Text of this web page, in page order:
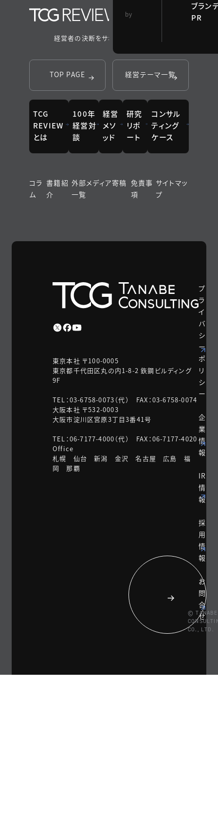
ブラン
PR
by
経営者の決断をサポートするメディア
TOP PAGE 経営テーマ一覧
TCG
REVIEW
とは
100年
経営対
談
経営
メソ
ッド
研究
リポ
ート
コンサル
ティング
ケース
コラ
ム
書籍紹
介
外部メディア寄稿
一覧
免責事
項
サイトマッ
プ
東京本社 〒100-0005
東京都千代田区丸の内1-8-2 鉃鋼ビルディング
9F
TEL：03-6758-0073（代） FAX：03-6758-0074
大阪本社 〒532-0003
大阪市淀川区宮原3丁目3番41号
TEL：06-7177-4000（代） FAX：06-7177-4020
Office
札幌 仙台 新潟 金沢 名古屋 広島 福
岡 那覇
プ
ラ
イ
バ
シ
ー
ポ
リ
シ
ー
企
業
情
報
IR
情
報
採
用
情
報
お
問
合
せ
© TANABE
CO., LTD.